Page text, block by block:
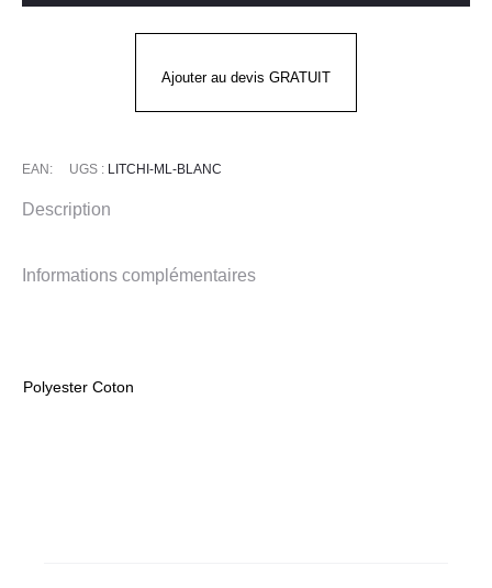
Santé
Ajouter au devis GRATUIT
EAN: UGS : LITCHI-ML-BLANC
Description
Informations complémentaires
Polyester Coton